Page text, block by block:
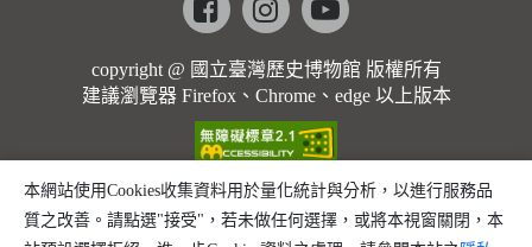
copyright @ 國立臺灣歷史博物館 版權所有
建議瀏覽器 Firefox、Chrome、edge 以上版本
本網站使用Cookies收集資料用於量化統計與分析，以進行服務品
質之改善。請點選"接受"，若未做任何選擇，或將本視窗關閉，本